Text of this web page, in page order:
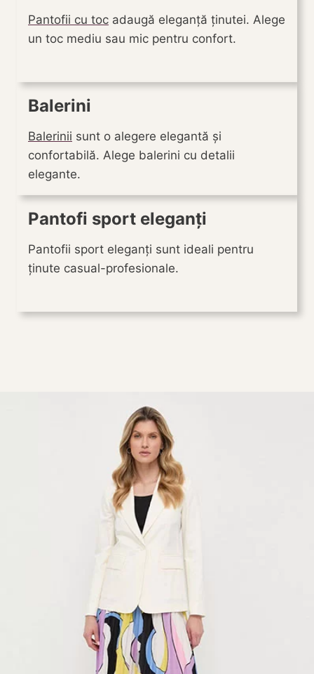
Pantofii cu toc adaugă eleganță ținutei. Alege
un toc mediu sau mic pentru confort.
Balerini
Balerinii sunt o alegere elegantă și
confortabilă. Alege balerini cu detalii
elegante.
Pantofi sport eleganți
Pantofii sport eleganți sunt ideali pentru
ținute casual-profesionale.